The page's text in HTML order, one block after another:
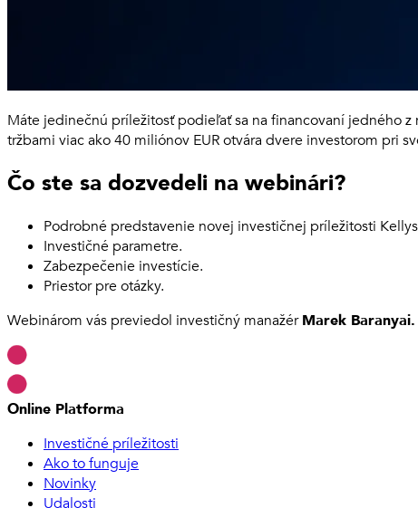
Máte jedinečnú príležitosť podieľať sa na financovaní jedného
tržbami viac ako 40 miliónov EUR otvára dvere investorom pri
Čo ste sa dozvedeli na webinári?
Podrobné predstavenie novej investičnej príležitosti
Investičné parametre.
Zabezpečenie investície.
Priestor pre otázky.
Webinárom vás previedol investičný manažérMarek Baranyai.
Online Platforma
Investičné príležitosti
Ako to funguje
Novinky
Udalosti